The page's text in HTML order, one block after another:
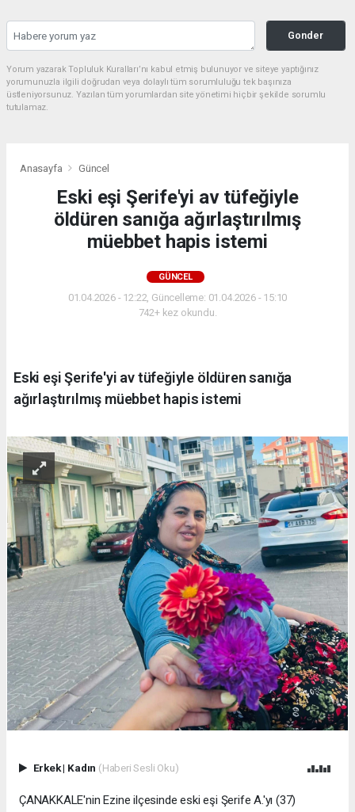
Gonder
Yorum yazarak Topluluk Kuralları’nı kabul etmiş bulunuyor ve siteye yaptığınız
yorumunuzla ilgili doğrudan veya dolaylı tüm sorumluluğu tek başınıza
üstleniyorsunuz. Yazılan tüm yorumlardan site yönetimi hiçbir şekilde sorumlu
tutulamaz.
Anasayfa Güncel
Eski eşi Şerife'yi av tüfeğiyle
öldüren sanığa ağırlaştırılmış
müebbet hapis istemi
GÜNCEL
01.04.2026 - 12:22, Güncelleme: 01.04.2026 - 15:10
742+ kez okundu.
Eski eşi Şerife'yi av tüfeğiyle öldüren sanığa
ağırlaştırılmış müebbet hapis istemi
Erkek| Kadın (Haberi Sesli Oku)
ÇANAKKALE'nin Ezine ilçesinde eski eşi Şerife A.'yı (37)